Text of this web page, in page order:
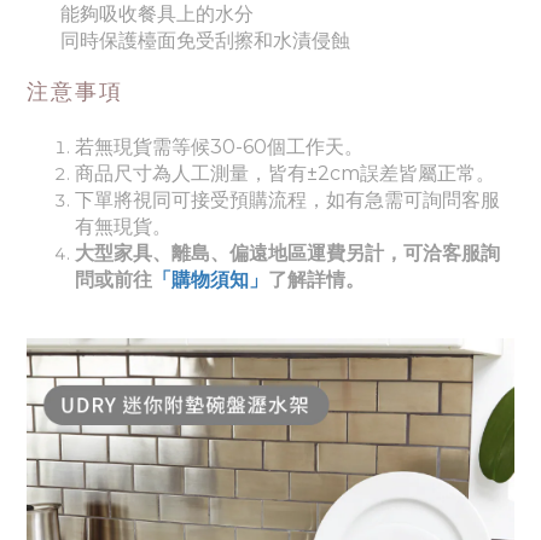
能夠吸收餐具上的水分
同時保護檯面免受刮擦和水漬侵蝕
注意事項
若無現貨需等候30-60個工作天。
商品尺寸為人工測量，皆有±2cm誤差皆屬正常。
下單將視同可接受預購流程，如有急需可詢問客服
有無現貨。
大型家具、離島、偏遠地區運費另計，可洽客服詢
問或前往 「購物須知」 了解詳情。